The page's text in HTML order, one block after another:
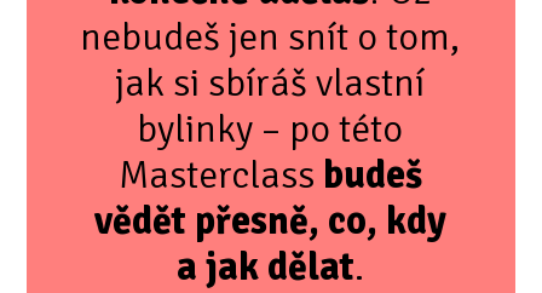
nebudeš jen snít o tom,
jak si sbíráš vlastní
bylinky – po této
Masterclass budeš
vědět přesně, co, kdy
a jak dělat.